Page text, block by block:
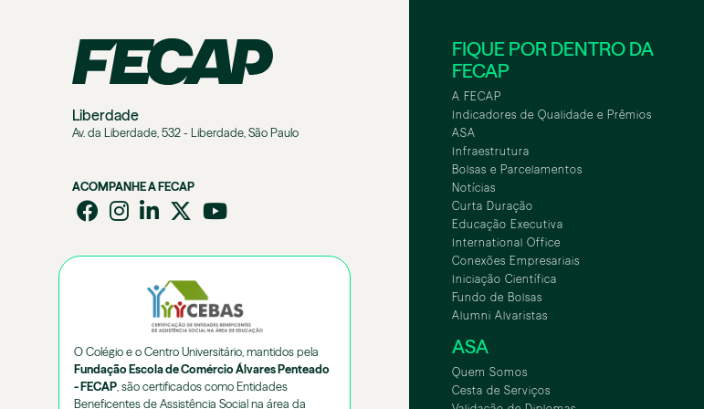
Liberdade
Av. da Liberdade, 532 - Liberdade, São Paulo
ACOMPANHE A FECAP
O Colégio e o Centro Universitário, mantidos pela
Fundação Escola de Comércio Álvares Penteado
- FECAP , são certificados como Entidades
Beneficentes de Assistência Social na área da
FIQUE POR DENTRO DA
FECAP
A FECAP
Indicadores de Qualidade e Prêmios
ASA
Infraestrutura
Bolsas e Parcelamentos
Notícias
Curta Duração
Educação Executiva
International Office
Conexões Empresariais
Iniciação Científica
Fundo de Bolsas
Alumni Alvaristas
ASA
Quem Somos
Cesta de Serviços